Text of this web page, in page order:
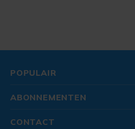
POPULAIR
ABONNEMENTEN
CONTACT